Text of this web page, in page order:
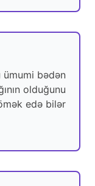
ümumi bədən
olduğunu
edə bilər.